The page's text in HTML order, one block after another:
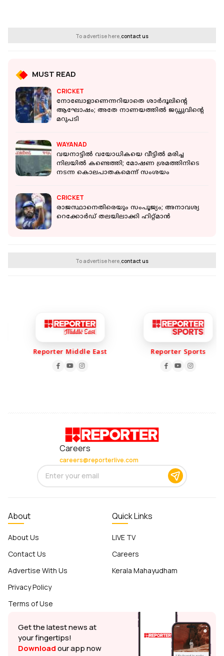
To advertise here,contact us
MUST READ
CRICKET
നോബോളാണെന്നറിയാതെ ശാർദൂലിന്റെ
ആഘോഷം; അതേ നാണയത്തിൽ ജഡ്ഡുവിന്റെ
മറുപടി
WAYANAD
വയനാട്ടിൽ വയോധികയെ വീട്ടിൽ മരിച്ച
നിലയിൽ കണ്ടെത്തി; മോഷണ ശ്രമത്തിനിടെ
നടന്ന കൊലപാതകമെന്ന് സംശയം
CRICKET
രാജസ്ഥാനെതിരെയും സംപൂജ്യം; അനാവശ്യ
റെക്കോർഡ് തലയിലാക്കി ഹിറ്റ്മാൻ
To advertise here,contact us
Reporter Middle East Reporter Sports
Careers
careers@reporterlive.com
About
About Us
Contact Us
Advertise With Us
Privacy Policy
Terms of Use
Quick Links
LIVE TV
Careers
Kerala Mahayudham
Get the latest news at
your fingertips!
Downloadour app now